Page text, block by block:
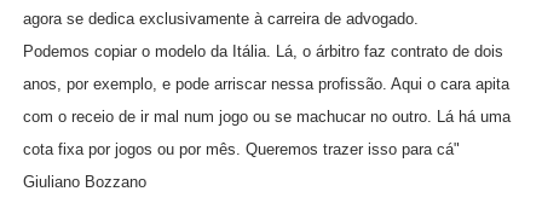
agora se dedica exclusivamente à carreira de advogado.
Podemos copiar o modelo da Itália. Lá, o árbitro faz contrato de dois
anos, por exemplo, e pode arriscar nessa profissão. Aqui o cara apita
com o receio de ir mal num jogo ou se machucar no outro. Lá há uma
cota fixa por jogos ou por mês. Queremos trazer isso para cá"
Giuliano Bozzano